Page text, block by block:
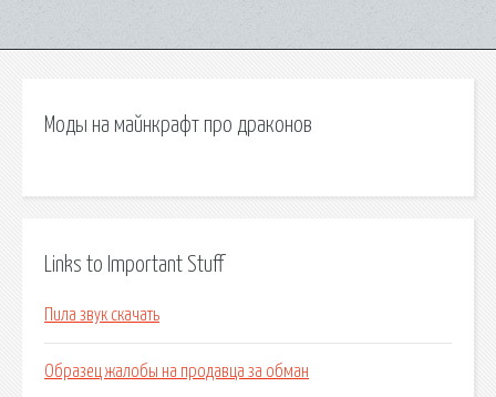
Моды на майнкрафт про драконов
Links to Important Stuff
Пила звук скачать
Образец жалобы на продавца за обман